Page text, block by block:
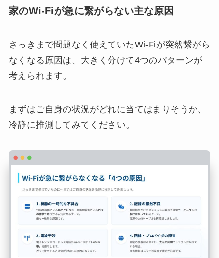
家のWi-Fiが急に繋がらない主な原因
さっきまで問題なく使えていたWi-Fiが突然繋がら
なくなる原因は、大きく分けて4つのパターンが
考えられます。
まずはご自身の状況がどれに当てはまりそうか、
冷静に推測してみてください。